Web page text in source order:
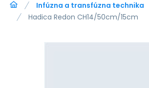
Infúzna a transfúzna technika
Hadica Redon CH14/50cm/15cm